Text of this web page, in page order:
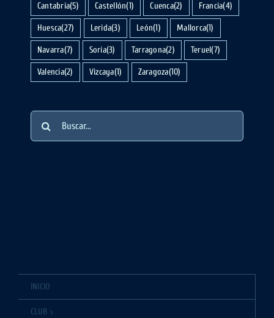
Cantabria(5) Castellón(1) Cuenca(2) Francia(4)
Huesca(27) Lerida(3) León(1) Mallorca(1)
Navarra(7) Soria(3) Tarragona(2) Teruel(7)
Valencia(2) Vizcaya(1) Zaragoza(10)
INICIO
CLUB